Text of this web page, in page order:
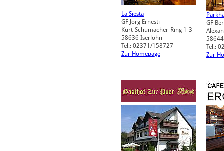
La Siesta
GF Jörg Ernesti
Kurt-Schumacher-Ring 1-3
58636 Iserlohn
Tel.: 02371/158727
Zur Homepage
GF
58644
Tel.:
Zur